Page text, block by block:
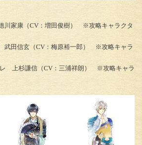
川家康（CV：増田俊樹） ※攻略キャラクタ
武田信玄（CV：梅原裕一郎） ※攻略キャラ
レ 上杉謙信（CV：三浦祥朗） ※攻略キャラ